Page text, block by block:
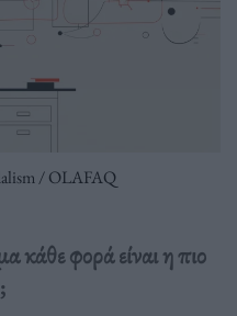
/ OLAFAQ
κάθε φορά είναι η πιο